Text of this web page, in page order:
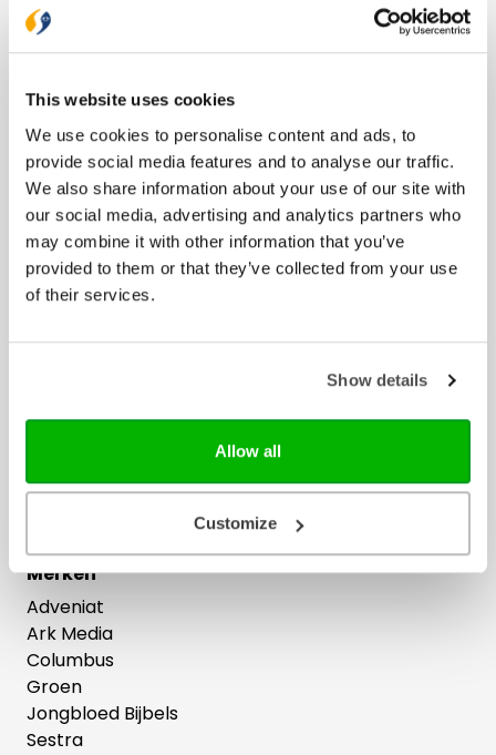
This website uses cookies
We use cookies to personalise content and ads, to
provide social media features and to analyse our traffic.
We also share information about your use of our site with
our social media, advertising and analytics partners who
may combine it with other information that you’ve
provided to them or that they’ve collected from your use
of their services.
Show details
Allow all
Customize
Bijbels
Bijbelse cadeaus
Herziene Statenvertaling
Willibrordvertaling
Zij Lacht
Boeken
Bijbelstudie
Cadeau
Dagboeken
Feestdagen
Jongeren
Lifestyle
Merken
Adveniat
Ark Media
Columbus
Groen
Jongbloed Bijbels
Sestra